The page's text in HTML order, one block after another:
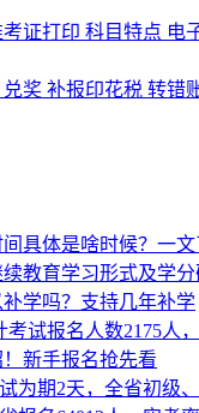
考证打印 科目特点 电
兑奖 补报印花税 转错